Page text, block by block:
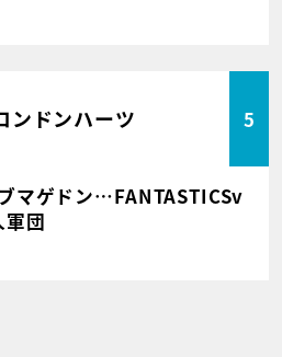
ンドンハーツ 5
マゲドン…FANTASTICSv
団